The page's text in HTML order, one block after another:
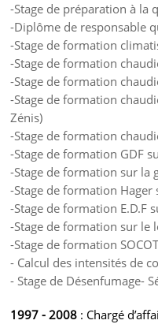
-Stage de préparation à la
-Diplôme de responsable
-Stage de formation
-Stage de formation
-Stage de formation
-Stage de formation
Zénis)
-Stage de formation
-Stage de formation GDF
-Stage de formation sur la
-Stage de formation
-Stage de formation E.D.F
-Stage de formation sur le
-Stage de formation
- Calcul des intensités de
- Stage de Désenfumage-
1997 - 2008 : Chargé